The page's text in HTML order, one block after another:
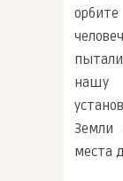
нашу
Земли
места